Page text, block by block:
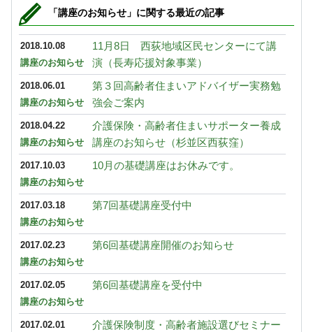
「講座のお知らせ」に関する最近の記事
2018.10.08
講座のお知らせ
11月8日 西荻地域区民センターにて講
演（長寿応援対象事業）
2018.06.01
講座のお知らせ
第３回高齢者住まいアドバイザー実務勉
強会ご案内
2018.04.22
講座のお知らせ
介護保険・高齢者住まいサポーター養成
講座のお知らせ（杉並区西荻窪）
2017.10.03
講座のお知らせ
10月の基礎講座はお休みです。
2017.03.18
講座のお知らせ
第7回基礎講座受付中
2017.02.23
講座のお知らせ
第6回基礎講座開催のお知らせ
2017.02.05
講座のお知らせ
第6回基礎講座を受付中
2017.02.01
介護保険制度・高齢者施設選びセミナー